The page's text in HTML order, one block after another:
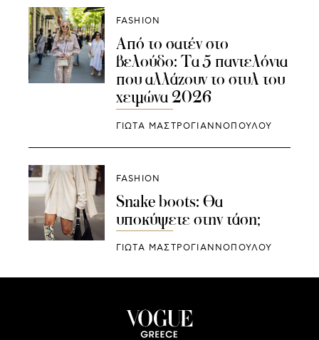
FASHION
Από το σατέν στο
βελούδο: Τα 5 παντελόνια
που αλλάζουν το στυλ του
χειμώνα 2026
ΓΙΩΤΑ ΜΑΣΤΡΟΓΙΑΝΝΟΠΟΥΛΟΥ
FASHION
Snake boots: Θα
υποκύψετε στην τάση;
ΓΙΩΤΑ ΜΑΣΤΡΟΓΙΑΝΝΟΠΟΥΛΟΥ